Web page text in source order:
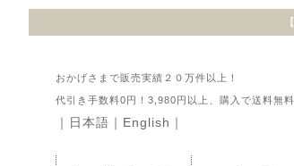
おかげさまで販売実績２０万件以上！
代引き手数料0円！3,980円以上、購入で送料無料
｜ 日本語 ｜ English ｜